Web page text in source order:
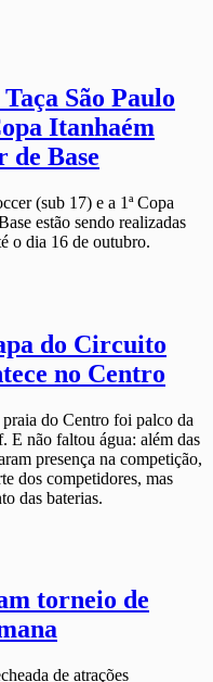
São Paulo
Itanhaém
de Base
(sub 17) e a 1ª Copa
estão sendo realizadas
o dia 16 de outubro.
do Circuito
no Centro
do Centro foi palco da
E não faltou água: além das
presença na competição,
dos competidores, mas
das baterias.
torneio de
de atrações